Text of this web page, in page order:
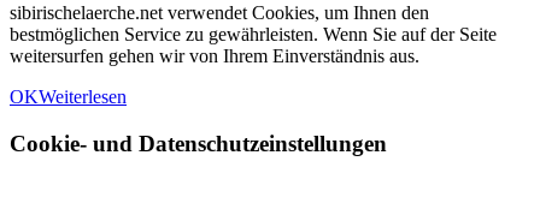
sibirischelaerche.net verwendet Cookies, um Ihnen den
bestmöglichen Service zu gewährleisten. Wenn Sie auf der Seite
weitersurfen gehen wir von Ihrem Einverständnis aus.
OKWeiterlesen
Cookie- und Datenschutzeinstellungen